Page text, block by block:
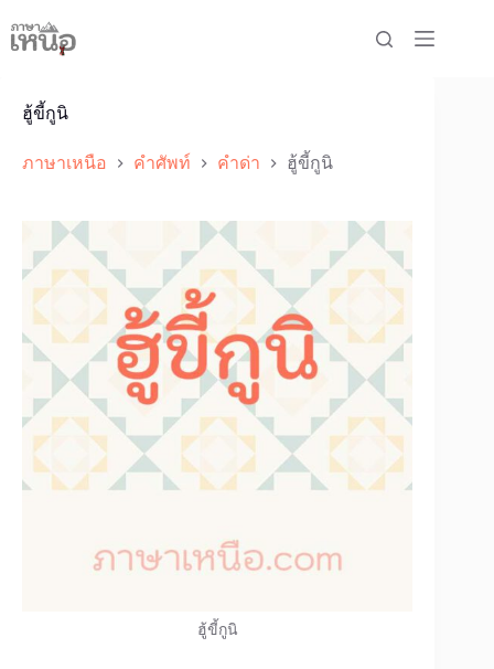
to
content
ฮู้ขี้กูนิ
ภาษาเหนือ คำศัพท์ คำด่า ฮู้ขี้กูนิ
ฮู้ขี้กูนิ